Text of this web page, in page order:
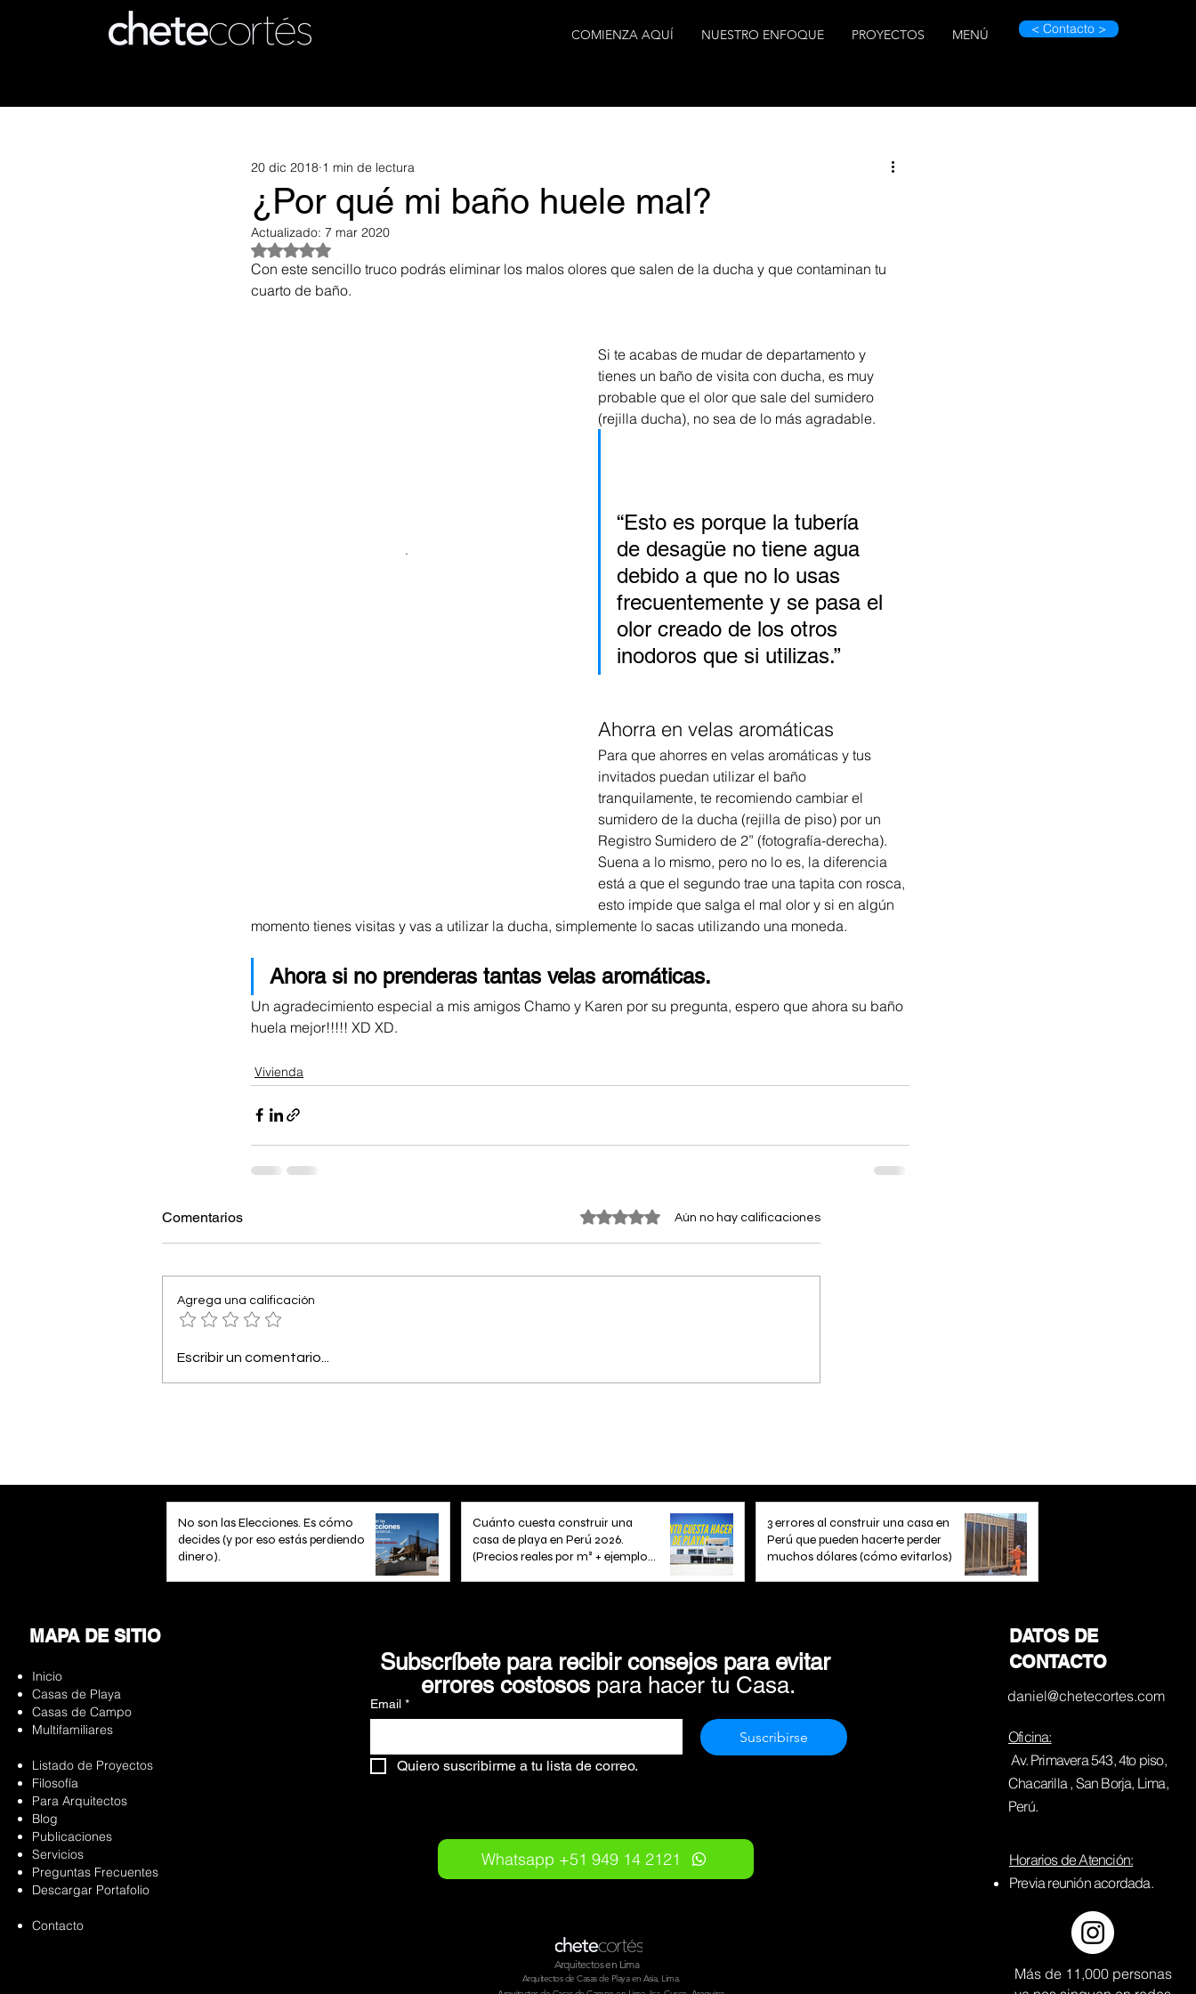
COMIENZA AQUÍ NUESTRO ENFOQUE PROYECTOS MENÚ < Contacto >
¿Por qué mi baño huele mal?
20 dic 2018 1 min de lectura
Actualizado: 7 mar 2020
Obtuvo NaN de 5 estrellas.
Con este sencillo truco podrás eliminar los malos olores que salen de la ducha y que contaminan tu
cuarto de baño.
.
Si te acabas de mudar de departamento y
tienes un baño de visita con ducha, es muy
probable que el olor que sale del sumidero
(rejilla ducha), no sea de lo más agradable.
“Esto es porque la tubería
de desagüe no tiene agua
debido a que no lo usas
frecuentemente y se pasa el
olor creado de los otros
inodoros que si utilizas.”
Ahorra en velas aromáticas
Para que ahorres en velas aromáticas y tus
invitados puedan utilizar el baño
tranquilamente, te recomiendo cambiar el
sumidero de la ducha (rejilla de piso) por un
Registro Sumidero de 2” (fotografía-derecha).
Suena a lo mismo, pero no lo es, la diferencia
está a que el segundo trae una tapita con rosca,
esto impide que salga el mal olor y si en algún
momento tienes visitas y vas a utilizar la ducha, simplemente lo sacas utilizando una moneda.
Ahora si no prenderas tantas velas aromáticas.
Un agradecimiento especial a mis amigos Chamo y Karen por su pregunta, espero que ahora su baño
huela mejor!!!!! XD XD.
Vivienda
Comentarios Obtuvo 0 de 5 estrellas.Aún no hay calificaciones
Agrega una calificación
Escribir un comentario...
No son las Elecciones. Es cómo
decides (y por eso estás perdiendo
dinero).
Cuánto cuesta construir una
casa de playa en Perú 2026.
(Precios reales por m² + ejemplos
3 errores al construir una casa en
Perú que pueden hacerte perder
muchos dólares (cómo evitarlos)
MAPA DE SITIO
Inicio
Casas de Playa
Casas de Campo
Multifamiliares
Listado de Proyectos
Filosofía
Para Arquitectos
Blog
Publicaciones
Servicios
Preguntas Frecuentes
Descargar Portafolio
Contacto
Subscríbete para recibir consejos para evitar
errores costosos para hacer tu Casa.
Email *
Suscribirse
Quiero suscribirme a tu lista de correo.
Whatsapp +51 949 14 2121
Arquitectos en Lima
Arquitectos de Casas de Playa en Asia, Lima.
DATOS DE
CONTACTO
daniel@chetecortes.com
Oficina:
Av. Primavera 543, 4to piso,
Chacarilla , San Borja, Lima,
Perú.
Horarios de Atención:
Previa reunión acordada.
Más de 11,000 personas